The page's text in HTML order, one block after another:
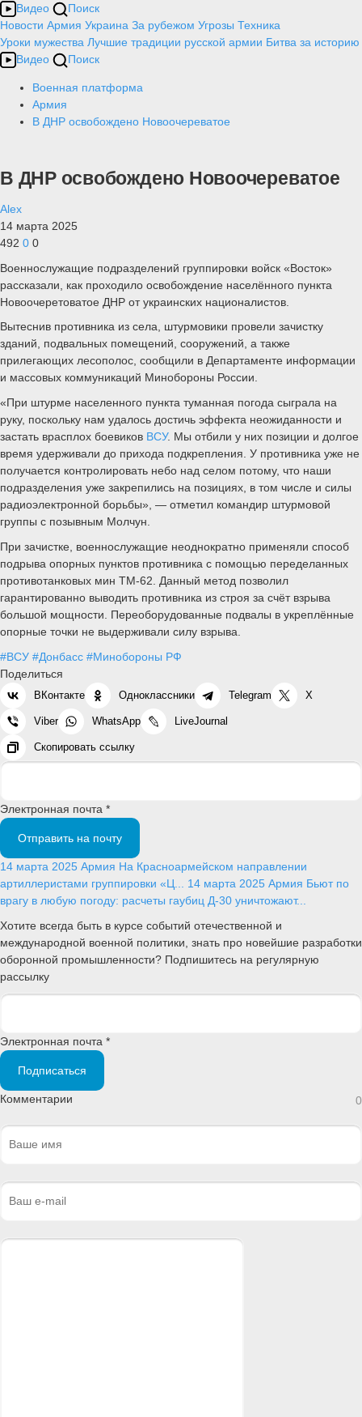
Видео
Поиск
Новости Армия Украина За рубежом Угрозы Техника
Уроки мужества Лучшие традиции русской армии Битва за историю
Видео
Поиск
Военная платформа
Армия
В ДНР освобождено Новоочереватое
В ДНР освобождено Новоочереватое
Alex
14 марта 2025
492 0 0
Военнослужащие подразделений группировки войск «Восток»
рассказали, как проходило освобождение населённого пункта
Новоочеретоватое ДНР от украинских националистов.
Вытеснив противника из села, штурмовики провели зачистку
зданий, подвальных помещений, сооружений, а также
прилегающих лесополос, сообщили в Департаменте информации
и массовых коммуникаций Минобороны России.
«При штурме населенного пункта туманная погода сыграла на
руку, поскольку нам удалось достичь эффекта неожиданности и
застать врасплох боевиков ВСУ. Мы отбили у них позиции и долгое
время удерживали до прихода подкрепления. У противника уже не
получается контролировать небо над селом потому, что наши
подразделения уже закрепились на позициях, в том числе и силы
радиоэлектронной борьбы», — отметил командир штурмовой
группы с позывным Молчун.
При зачистке, военнослужащие неоднократно применяли способ
подрыва опорных пунктов противника с помощью переделанных
противотанковых мин ТМ-62. Данный метод позволил
гарантированно выводить противника из строя за счёт взрыва
большой мощности. Переоборудованные подвалы в укреплённые
опорные точки не выдерживали силу взрыва.
#ВСУ #Донбасс #Минобороны РФ
Поделиться
ВКонтакте Одноклассники Telegram X
Viber WhatsApp LiveJournal
Скопировать ссылку
Электронная почта *
Отправить на почту
14 марта 2025 Армия На Красноармейском направлении
артиллеристами группировки «Ц... 14 марта 2025 Армия Бьют по
врагу в любую погоду: расчеты гаубиц Д-30 уничтожают...
Хотите всегда быть в курсе событий отечественной и
международной военной политики, знать про новейшие разработки
оборонной промышленности? Подпишитесь на регулярную
рассылку
Электронная почта *
Подписаться
Комментарии 0